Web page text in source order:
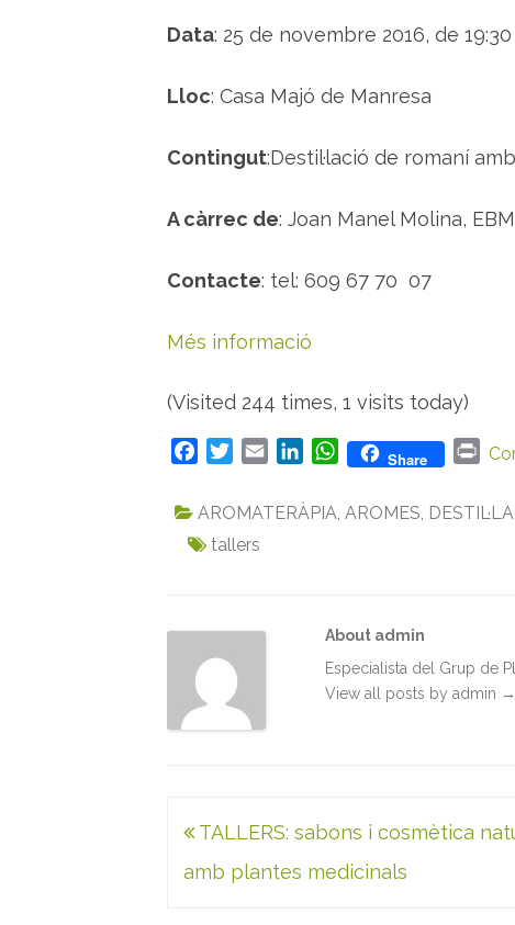
Data: 25 de novembre 2016, de 19:30
Lloc: Casa Majó de Manresa
Contingut:Destil·lació de romaní
A càrrec de: Joan Manel Molina,
Contacte: tel: 609 67 70 07
Més informació
(Visited 244 times, 1 visits today)
c
b
k
i
t
a
n
W
p
Share
P
i
AROMATERÀPIA, AROMES,
tallers
About admin
Especialista del Grup de
View all posts by admin →
Navegació
d'entrades
TALLERS: sabons i cosmètica
amb plantes medicinals